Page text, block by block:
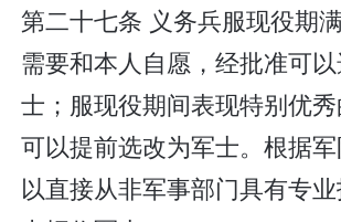
第二十七条 义务兵服现役期
需要和本人自愿，经批准可
士；服现役期间表现特别优
可以提前选改为军士。根据
以直接从非军事部门具有专